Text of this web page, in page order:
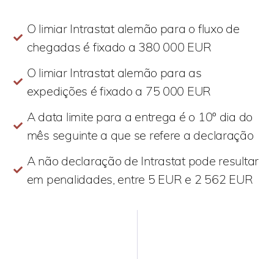
O limiar Intrastat alemão para o fluxo de
chegadas é fixado a 380 000 EUR
O limiar Intrastat alemão para as
expedições é fixado a 75 000 EUR
A data limite para a entrega é o 10º dia do
mês seguinte a que se refere a declaração
A não declaração de Intrastat pode resultar
em penalidades, entre 5 EUR e 2 562 EUR